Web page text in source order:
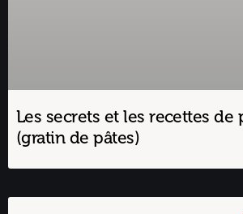
Les secrets et les recettes de
(gratin de pâtes)